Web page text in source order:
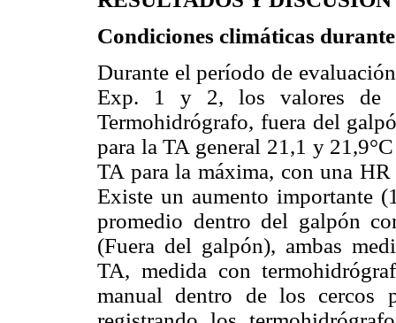
Condiciones climáticas
Durante el período de
Exp. 1 y 2, los valores de
Termohidrógrafo, fuera del
para la TA general 21,1 y
TA para la máxima, con una
Existe un aumento importante
promedio dentro del galpón
(Fuera del galpón), ambas
TA, medida con
manual dentro de los cercos